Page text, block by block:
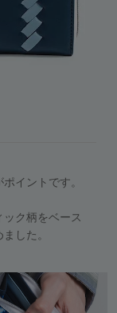
イントです。
ク柄をベース
した。